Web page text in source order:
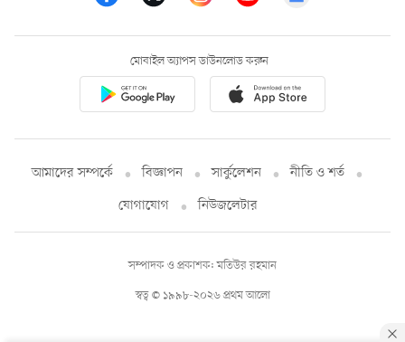
মোবাইল অ্যাপস ডাউনলোড করুন
আমাদের সম্পর্কে বিজ্ঞাপন সার্কুলেশন
নীতি ও শর্ত
যোগাযোগ
নিউজলেটার
স্বত্ব © ১৯৯৮-২০২৬ প্রথম আলো
সম্পাদক ও প্রকাশক: মতিউর রহমান